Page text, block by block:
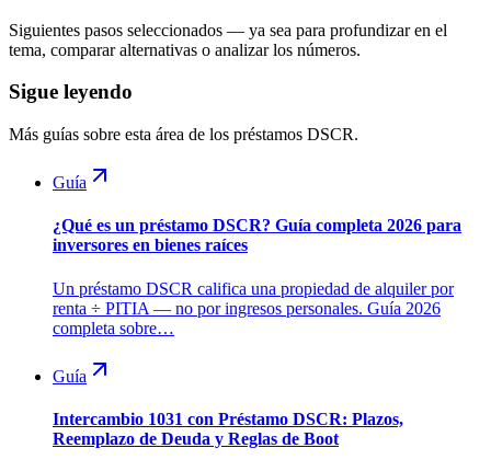
Siguientes pasos seleccionados — ya sea para profundizar en el
tema, comparar alternativas o analizar los números.
Sigue leyendo
Más guías sobre esta área de los préstamos DSCR.
Guía
¿Qué es un préstamo DSCR? Guía completa 2026 para
inversores en bienes raíces
Un préstamo DSCR califica una propiedad de alquiler por
renta ÷ PITIA — no por ingresos personales. Guía 2026
completa sobre…
Guía
Intercambio 1031 con Préstamo DSCR: Plazos,
Reemplazo de Deuda y Reglas de Boot